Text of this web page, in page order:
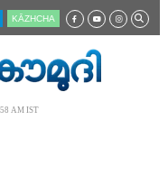
KĀZHCHA
AM IST